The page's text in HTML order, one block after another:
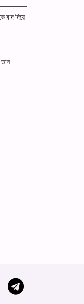
বাদ দিয়ে
তান